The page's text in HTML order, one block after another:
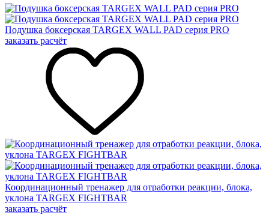
Подушка боксерская TARGEX WALL PAD серия PRO
заказать расчёт
Координационный тренажер для отработки реакции, блока,
уклона TARGEX FIGHTBAR
заказать расчёт